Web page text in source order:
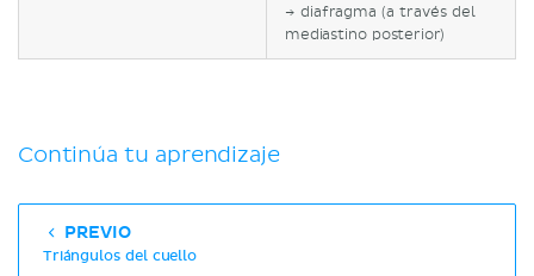
→ diafragma (a través del
mediastino posterior)
Continúa tu aprendizaje
PREVIO
Triángulos del cuello